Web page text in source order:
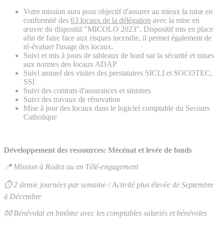
Votre mission aura pour objectif d'assurer au mieux la mise en
conformité des 63 locaux de la délégation avec la mise en
œuvre du dispositif "MICOLO 2023". Dispositif mis en place
afin de faire face aux risques incendie, il permet également de
ré-évaluer l'usage des locaux.
Suivi et mis à jours de tableaux de bord sur la sécurité et mises
aux normes des locaux ADAP
Suivi annuel des visites des prestataires SICLI et SOCOTEC,
SSI
Suivi des contrats d'assurances et sinistres
Suivi des travaux de rénovation
Mise à jour des locaux dans le logiciel comptable du Secours
Catholique
Développement des ressources: Mécénat et levée de fonds
📍 Mission à Rodez ou en Télé-engagement
⏱ 2 demie journées par semaine / Activité plus élevée de Septembre
à Décembre
👐 Bénévolat en binôme avec les comptables salariés et bénévoles